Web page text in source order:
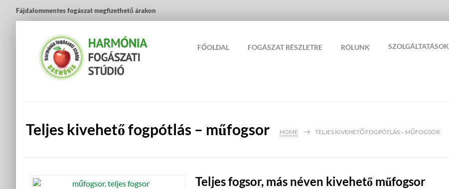
Fájdalommentes fogászat megfizethető árakon
FŐOLDAL FOGÁSZAT RÉSZLETRE RÓLUNK SZOLGÁLTATÁSOK
Teljes kivehető fogpótlás – műfogsor HOME TELJES KIVEHETŐ FOGPÓTLÁS – MŰFOGSOR
Teljes fogsor, más néven kivehető műfogsor